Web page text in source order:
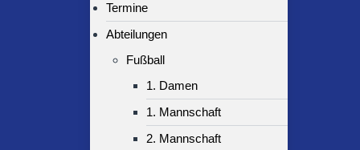
Termine
Abteilungen
Fußball
1. Damen
1. Mannschaft
2. Mannschaft